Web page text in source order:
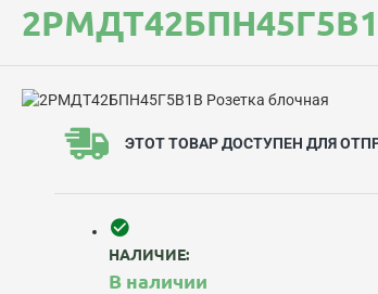
ЭТОТ ТОВАР ДОСТУПЕН ДЛЯ
НАЛИЧИЕ:
В наличии